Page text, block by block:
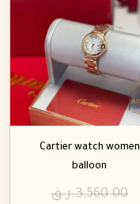
Cartier watch women
balloon
3,560.00 ر.ق